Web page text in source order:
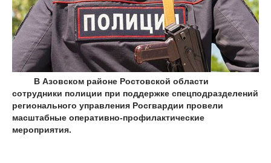
В Азовском районе Ростовской области
сотрудники полиции при поддержке спецподразделений
регионального управления Росгвардии провели
масштабные оперативно-профилактические
мероприятия.